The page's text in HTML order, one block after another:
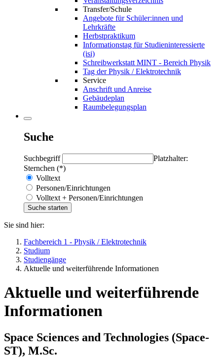
Transfer/Schule
Angebote für Schüler:innen und
Lehrkräfte
Herbstpraktikum
Informationstag für Studieninteressierte
(isi)
Schreibwerkstatt MINT - Bereich Physik
Tag der Physik / Elektrotechnik
Service
Anschrift und Anreise
Gebäudeplan
Raumbelegungsplan
Suche
Suchbegriff
Platzhalter:
Sternchen (*)
Volltext
Personen/Einrichtungen
Volltext + Personen/Einrichtungen
Sie sind hier:
Fachbereich 1 - Physik / Elektrotechnik
Studium
Studiengänge
Aktuelle und weiterführende Informationen
Aktuelle und weiterführende
Informationen
Space Sciences and Technologies (Space-
ST), M.Sc.